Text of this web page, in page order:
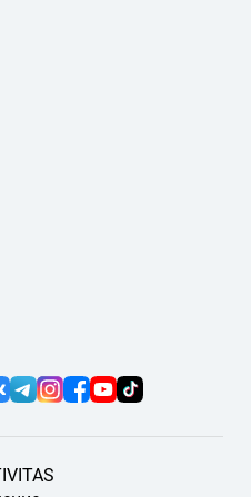
напишите нам — мы
или водителя.